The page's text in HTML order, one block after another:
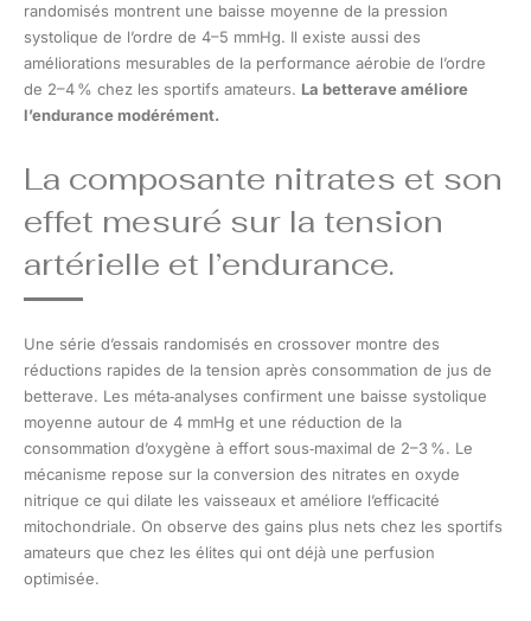
randomisés montrent une baisse moyenne de la pression
systolique de l’ordre de 4–5 mmHg. Il existe aussi des
améliorations mesurables de la performance aérobie de l’ordre
de 2–4 % chez les sportifs amateurs. La betterave améliore
l’endurance modérément.
La composante nitrates et son
effet mesuré sur la tension
artérielle et l’endurance.
Une série d’essais randomisés en crossover montre des
réductions rapides de la tension après consommation de jus de
betterave. Les méta‑analyses confirment une baisse systolique
moyenne autour de 4 mmHg et une réduction de la
consommation d’oxygène à effort sous‑maximal de 2–3 %. Le
mécanisme repose sur la conversion des nitrates en oxyde
nitrique ce qui dilate les vaisseaux et améliore l’efficacité
mitochondriale. On observe des gains plus nets chez les sportifs
amateurs que chez les élites qui ont déjà une perfusion
optimisée.